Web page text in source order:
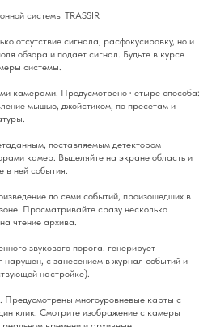
системы TRASSIR
отсутствие сигнала, расфокусировку, но и
обзора и подает сигнал. Будьте в курсе
системы.
камерами. Предусмотрено четыре способа:
мышью, джойстиком, по пресетам и
поставляемым детектором
камер. Выделяйте на экране область и
в ней события.
до семи событий, произошедших в
Просматривайте сразу несколько
чтение архива.
звукового порога. генерирует
нарушен, с занесением в журнал событий и
настройке).
Предусмотрены многоуровневые карты с
клик. Смотрите изображение с камеры